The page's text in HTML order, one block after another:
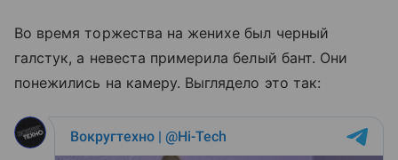
Во время торжества на женихе был черный
галстук, а невеста примерила белый бант. Они
понежились на камеру. Выглядело это так: